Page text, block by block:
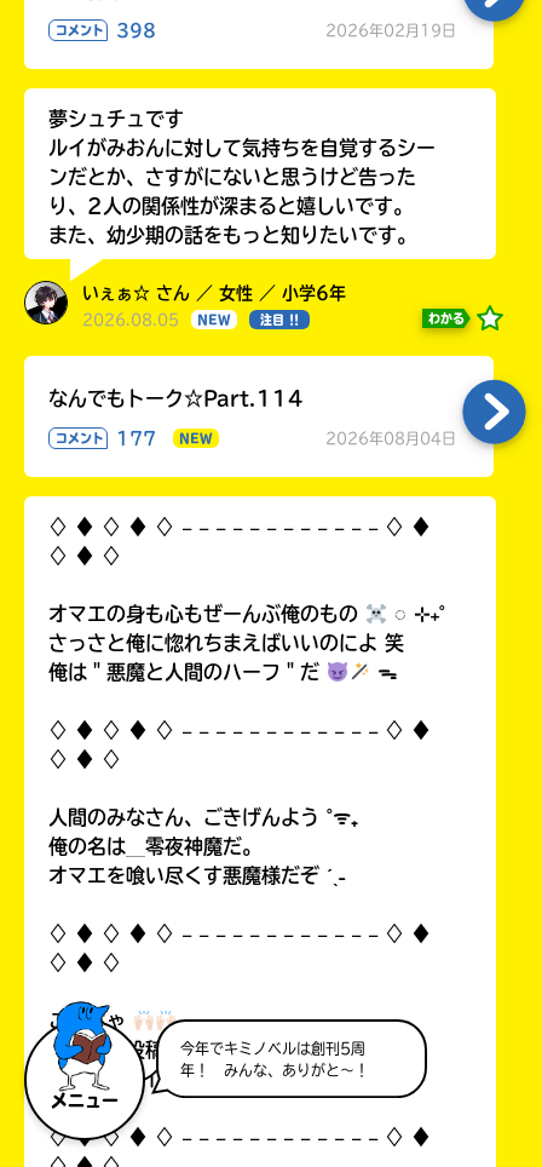
メニュー
今年でキミノベルは創刊5周
年！ みんな、ありがと～！
コメント 398 2026年02月19日
夢シュチュです
ルイがみおんに対して気持ちを自覚するシー
ンだとか、さすがにないと思うけど告った
り、2人の関係性が深まると嬉しいです。
また、幼少期の話をもっと知りたいです。
いぇぁ☆ さん ／ 女性 ／ 小学6年
2026.08.05 NEW 注目 !! わかる
なんでもトーク☆Part.114
コメント 177 NEW 2026年08月04日
♢ ♦︎ ♢ ♦︎ ♢ 𓐄 𓐄 𓐄 𓐄 𓐄 𓐄 𓐄 𓐄 𓐄 𓐄 𓐄 𓐄 ♢ ♦︎
♢ ♦︎ ♢
オマエの身も心もぜーんぶ俺のもの
◌ ⊹₊˚
さっさと俺に惚れちまえばいいのによ 笑
俺は＂悪魔と人間のハーフ＂だ
ᯓ
♢ ♦︎ ♢ ♦︎ ♢ 𓐄 𓐄 𓐄 𓐄 𓐄 𓐄 𓐄 𓐄 𓐄 𓐄 𓐄 𓐄 ♢ ♦︎
♢ ♦︎ ♢
人間のみなさん、ごきげんよう ˚ᯤ₊
俺の名は＿零夜神魔だ。
オマエを喰い尽くす悪魔様だぞ ˊˎ˗
♢ ♦︎ ♢ ♦︎ ♢ 𓐄 𓐄 𓐄 𓐄 𓐄 𓐄 𓐄 𓐄 𓐄 𓐄 𓐄 𓐄 ♢ ♦︎
♢ ♦︎ ♢
こんちゃ
自分の初投稿を見て俺思ったんすよ…！
中1なのにイタいって！((
♢ ♦︎ ♢ ♦︎ ♢ 𓐄 𓐄 𓐄 𓐄 𓐄 𓐄 𓐄 𓐄 𓐄 𓐄 𓐄 𓐄 ♢ ♦︎